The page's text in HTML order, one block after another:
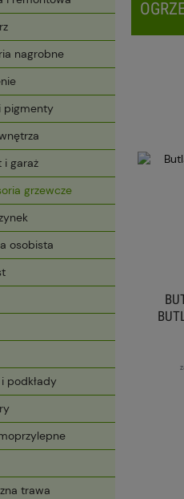
nagrobne
pigmenty
i garaż
grzewcze
osobista
podkłady
trawa